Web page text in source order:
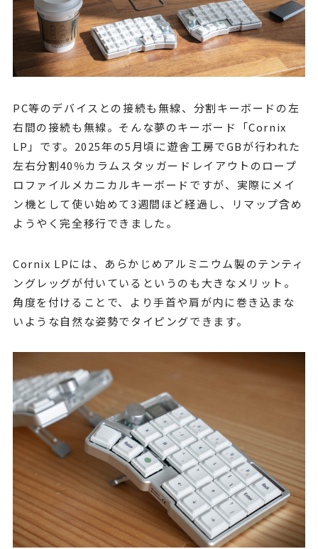
PC等のデバイスとの接続も無線、分割キーボードの左
右間の接続も無線。そんな夢のキーボード「Cornix
LP」です。2025年の5月頃に遊舎工房でGBが行われた
左右分割40％カラムスタッガードレイアウトのロープ
ロファイルメカニカルキーボードですが、実際にメイ
ン機として使い始めて3週間ほど経過し、リマップ含め
ようやく完全移行できました。
Cornix LPには、あらかじめアルミニウム製のテンティ
ングレッグが付いているというのも大きなメリット。
角度を付けることで、より手首や肩が内に巻き込まな
いような自然な姿勢でタイピングできます。